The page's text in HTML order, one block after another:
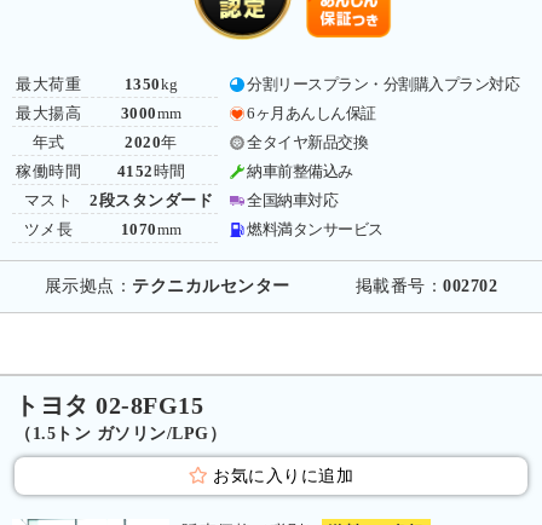
最大荷重
最大揚高
年式
稼働時間
マスト
ツメ長
1350kg
3000mm
2020年
4152 時間
2段スタンダード
1070mm
分割リースプラン・分割購入プラン対応
6ヶ月あんしん保証
全タイヤ新品交換
納車前整備込み
全国納車対応
燃料満タンサービス
展示拠点： テクニカルセンター 掲載番号：002702
トヨタ 02-8FG15
（1.5トン ガソリン/LPG）
お気に入りに追加